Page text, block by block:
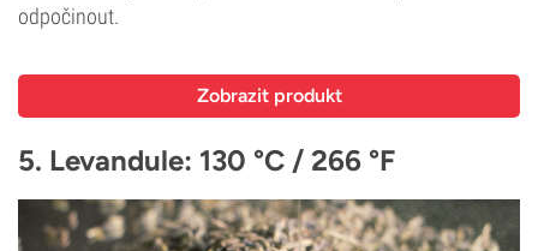
odpočinout.
Zobrazit produkt
5. Levandule: 130 °C / 266 °F